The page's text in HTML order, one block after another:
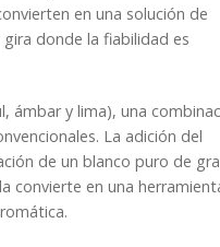
en una solución de
donde la fiabilidad es
ámbar y lima), una
La adición del
de un blanco puro de
convierte en una